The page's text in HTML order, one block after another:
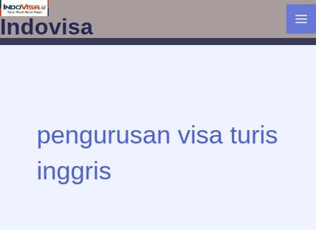
Lewati
ke
konten
Indovisa
pengurusan visa turis
inggris